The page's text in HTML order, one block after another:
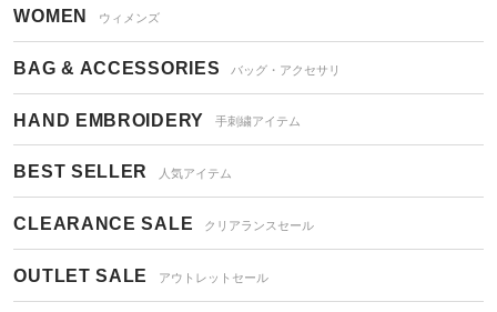
WOMEN ウィメンズ
BAG & ACCESSORIES バッグ・アクセサリ
HAND EMBROIDERY 手刺繍アイテム
BEST SELLER 人気アイテム
CLEARANCE SALE クリアランスセール
OUTLET SALE アウトレットセール